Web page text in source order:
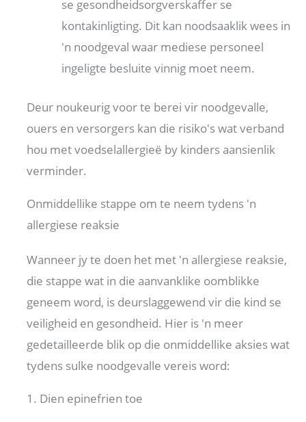
se gesondheidsorgverskaffer se
kontakinligting. Dit kan noodsaaklik wees in
'n noodgeval waar mediese personeel
ingeligte besluite vinnig moet neem.
Deur noukeurig voor te berei vir noodgevalle,
ouers en versorgers kan die risiko's wat verband
hou met voedselallergieë by kinders aansienlik
verminder.
Onmiddellike stappe om te neem tydens 'n
allergiese reaksie
Wanneer jy te doen het met 'n allergiese reaksie,
die stappe wat in die aanvanklike oomblikke
geneem word, is deurslaggewend vir die kind se
veiligheid en gesondheid. Hier is 'n meer
gedetailleerde blik op die onmiddellike aksies wat
tydens sulke noodgevalle vereis word:
1. Dien epinefrien toe